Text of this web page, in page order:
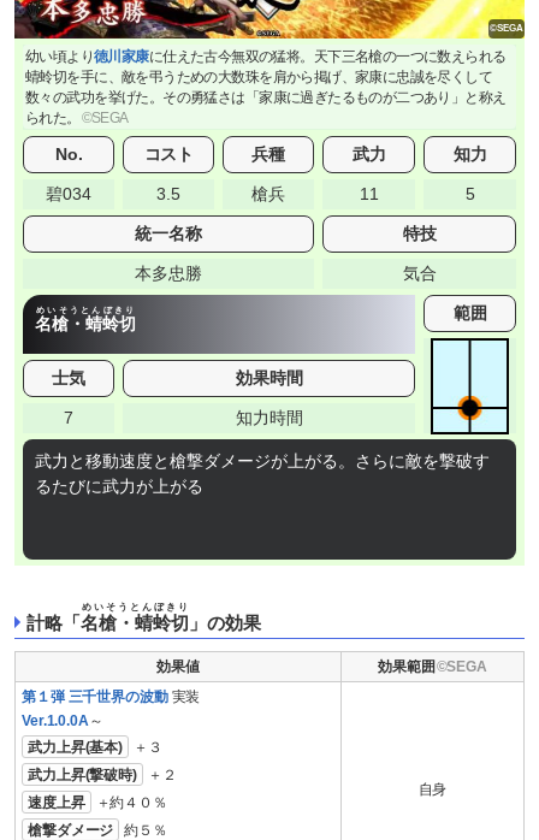
幼い頃より徳川家康に仕えた古今無双の猛将。天下三名槍の一つに数えられる
蜻蛉切を手に、敵を弔うための大数珠を肩から掲げ、家康に忠誠を尽くして
数々の武功を挙げた。その勇猛さは「家康に過ぎたるものが二つあり」と称え
られた。
No. コスト 兵種 武力 知力
碧034 3.5 槍兵 11 5
統一名称 特技
本多忠勝 気合
名槍・蜻蛉切
めいそうとんぼきり 範囲
士気 効果時間
7 知力時間
武力と移動速度と槍撃ダメージが上がる。さらに敵を撃破す
るたびに武力が上がる
計略「 名槍・蜻蛉切
めいそうとんぼきり
」の効果
効果値
効果範囲
第１弾 三千世界の波動実装
Ver.1.0.0A ～
武力上昇(基本)
＋３
武力上昇(撃破時)
＋２
速度上昇
＋約４０％
槍撃ダメージ
約５％
自身